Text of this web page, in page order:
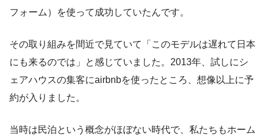
フォーム）を使って成功していたんです。
その取り組みを間近で見ていて「このモデルは遅れて日本
にも来るのでは」と感じていました。2013年、試しにシ
ェアハウスの集客にairbnbを使ったところ、想像以上に予
約が入りました。
当時は民泊という概念がほぼない時代で、私たちもホーム